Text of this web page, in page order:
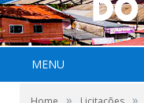
MENU